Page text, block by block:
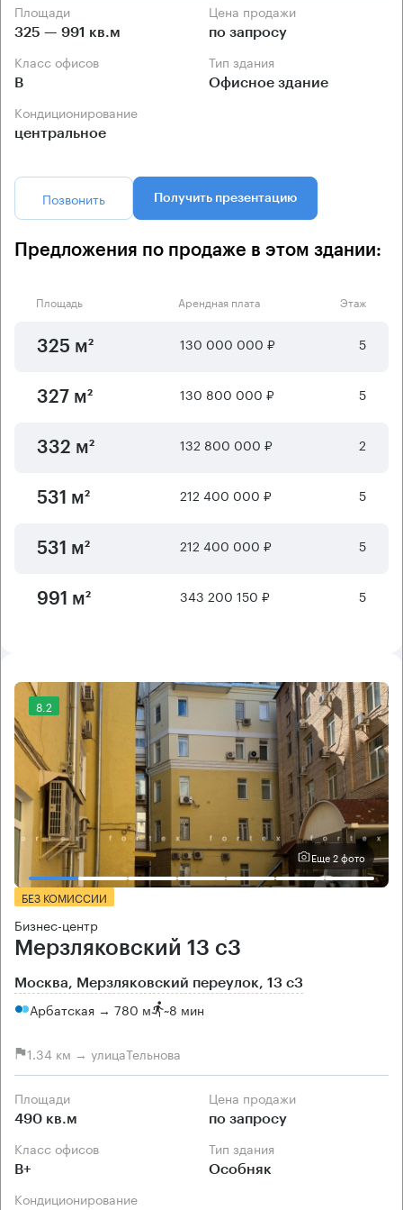
Площади
325 — 991 кв.м
Цена продажи
по запросу
Класс офисов
B
Тип здания
Офисное здание
Кондиционирование
центральное
Позвонить Получить презентацию
Предложения по продаже в этом здании:
Площадь Арендная плата Этаж
325 м² 130 000 000 ₽ 5
327 м² 130 800 000 ₽ 5
332 м² 132 800 000 ₽ 2
531 м² 212 400 000 ₽ 5
531 м² 212 400 000 ₽ 5
991 м² 343 200 150 ₽ 5
8.2
Еще 2 фото
БЕЗ КОМИССИИ
Бизнес-центр
Мерзляковский 13 с3
Москва, Мерзляковский переулок, 13 с3
Арбатская → 780 м ~8 мин
1.34 км → улицаТельнова
Площади
490 кв.м
Цена продажи
по запросу
Класс офисов
B+
Тип здания
Особняк
Кондиционирование